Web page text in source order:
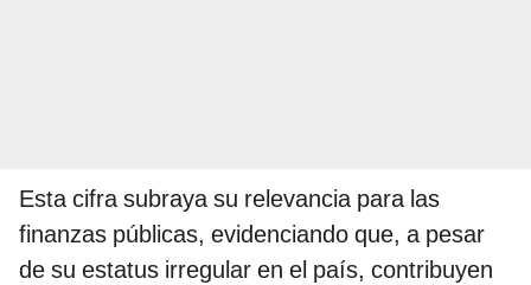
Esta cifra subraya su relevancia para las
finanzas públicas, evidenciando que, a pesar
de su estatus irregular en el país, contribuyen